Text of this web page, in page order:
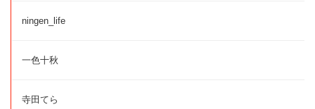
ningen_life
一色十秋
寺田てら